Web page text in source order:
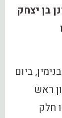
בן יצחק
ביום
ראש
חלק